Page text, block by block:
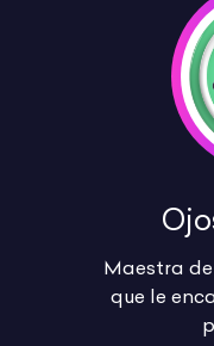
Maestra
que le